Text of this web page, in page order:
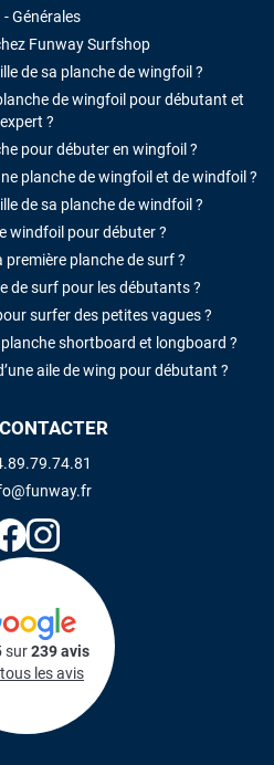
- Générales
Funway Surfshop
de sa planche de wingfoil ?
de wingfoil pour débutant et
expert ?
pour débuter en wingfoil ?
planche de wingfoil et de windfoil ?
de sa planche de windfoil ?
windfoil pour débuter ?
planche de surf ?
de surf pour les débutants ?
surfer des petites vagues ?
shortboard et longboard ?
aile de wing pour débutant ?
sur239 avis
les avis